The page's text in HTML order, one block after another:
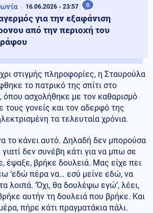
16.06.2026 - 23:57 0
για την εξαφάνιση
από την περιοχή του
στιγμής πληροφορίες, η Σταυρούλα
το πατρικό της σπίτι στο
όπου ασχολήθηκε με τον καθαρισμό
τους γονείς και τον αδερφό της
τα τελευταία χρόνια.
το κάνει αυτό. Δηλαδή δεν μπορούσα
δεν συνέβη κάτι για να μπω σε
έψαξε, βρήκε δουλειά. Μας είχε πει
‘εδώ πέρα να… εσύ μείνε εδώ, να
λοιπά. ‘Όχι, θα δουλέψω εγώ’, λέει,
αυτήν τη δουλειά που βρήκε. Και
πήρε κάτι πραγματάκια πάλι.